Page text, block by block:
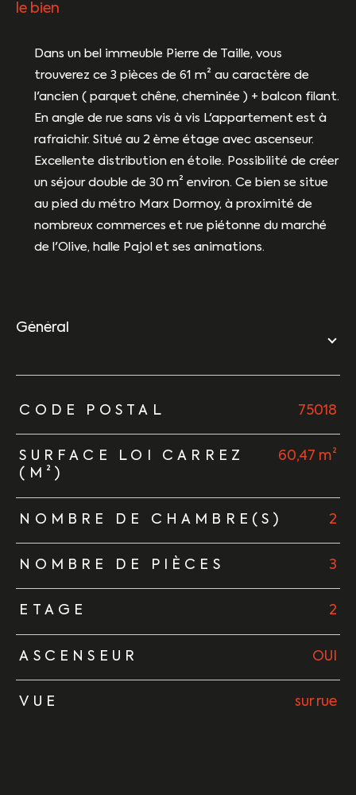
le bien
Dans un bel immeuble Pierre de Taille, vous
trouverez ce 3 pièces de 61 m² au caractère de
l'ancien ( parquet chêne, cheminée ) + balcon filant.
En angle de rue sans vis à vis L'appartement est à
rafraichir. Situé au 2 ème étage avec ascenseur.
Excellente distribution en étoile. Possibilité de créer
un séjour double de 30 m² environ. Ce bien se situe
au pied du métro Marx Dormoy, à proximité de
nombreux commerces et rue piétonne du marché
de l'Olive, halle Pajol et ses animations.
général
TRAD_ZEPHYR_Caracteristique TRAD_ZEPHYR_Valeurs
CODE POSTAL 75018
SURFACE LOI CARREZ
(M²)
60,47 m²
NOMBRE DE CHAMBRE(S) 2
NOMBRE DE PIÈCES 3
ETAGE 2
ASCENSEUR OUI
VUE sur rue